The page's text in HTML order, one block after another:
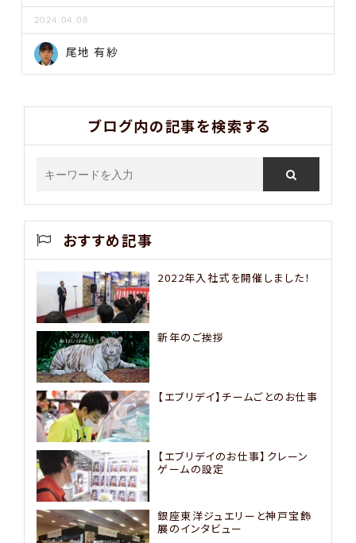
2024.04.08
尾地 有紗
ブログ内の記事を検索する
おすすめ記事
2022年入社式を開催しました！
新年のご挨拶
【エブリデイ】チームごとのお仕事
【エブリデイのお仕事】クレーン
ゲームの設定
銀座東洋ジュエリーと神戸宝飾
展のインタビュー